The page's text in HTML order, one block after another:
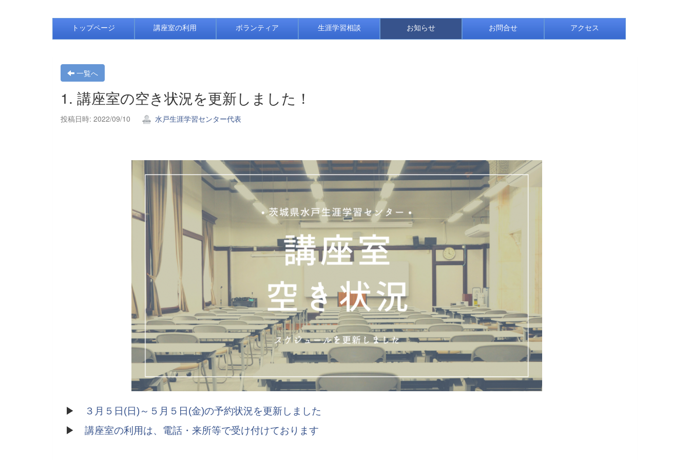
トップページ 講座室の利用 ボランティア 生涯学習相談 お知らせ お問合せ アクセス
一覧へ
1. 講座室の空き状況を更新しました！
投稿日時: 2022/09/10 水戸生涯学習センター代表
▶ ３月５日(日)～５月５日(金)の予約状況を更新しました
▶ 講座室の利用は、電話・来所等で受け付けております